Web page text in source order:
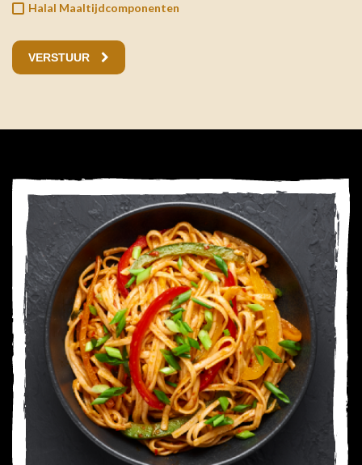
Halal Maaltijdcomponenten
VERSTUUR